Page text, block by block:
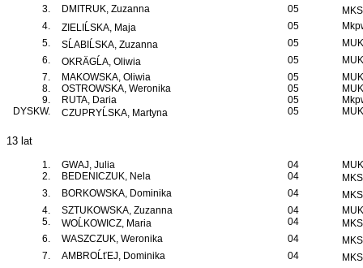
3.
DMITRUK, Zuzanna 05
4.
ZIELIĹSKA, Maja 05
5.
SĹABIĹSKA, Zuzanna 05
6.
OKRÄGĹA, Oliwia 05
7.
MAKOWSKA, Oliwia 05
8.
OSTROWSKA, Weronika 05
9.
RUTA, Daria 05
DYSKW.
CZUPRYĹSKA, Martyna 05
13 lat
1. GWAJ, Julia 04
2.
BEDENICZUK, Nela 04
3.
BORKOWSKA, Dominika 04
4.
SZTUKOWSKA, Zuzanna 04
5.
WOĹKOWICZ, Maria 04
6.
WASZCZUK, Weronika 04
7.
AMBROĹťEJ, Dominika 04